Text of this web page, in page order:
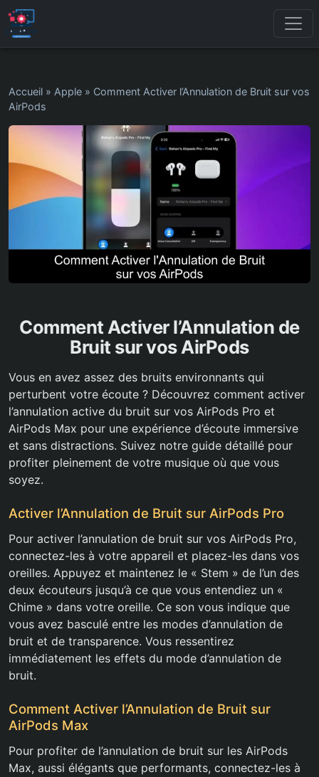
Accueil » Apple » Comment Activer l’Annulation de Bruit sur vos
AirPods
Comment Activer l’Annulation de
Bruit sur vos AirPods
Vous en avez assez des bruits environnants qui
perturbent votre écoute ? Découvrez comment activer
l’annulation active du bruit sur vos AirPods Pro et
AirPods Max pour une expérience d’écoute immersive
et sans distractions. Suivez notre guide détaillé pour
profiter pleinement de votre musique où que vous
soyez.
Activer l’Annulation de Bruit sur AirPods Pro
Pour activer l’annulation de bruit sur vos AirPods Pro,
connectez-les à votre appareil et placez-les dans vos
oreilles. Appuyez et maintenez le « Stem » de l’un des
deux écouteurs jusqu’à ce que vous entendiez un «
Chime » dans votre oreille. Ce son vous indique que
vous avez basculé entre les modes d’annulation de
bruit et de transparence. Vous ressentirez
immédiatement les effets du mode d’annulation de
bruit.
Comment Activer l’Annulation de Bruit sur
AirPods Max
Pour profiter de l’annulation de bruit sur les AirPods
Max, aussi élégants que performants, connectez-les à